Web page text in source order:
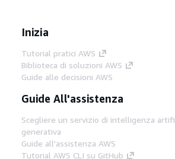
Inizia
Tutorial pratici AWS
Biblioteca di soluzioni AWS
Guide alle decisioni AWS
Guide All'assistenza
Scegliere un servizio di intelligenza
generativa
Guide all'assistenza AWS
Tutorial AWS CLI su GitHub